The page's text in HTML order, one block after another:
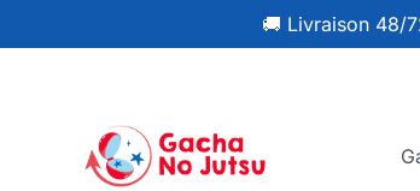
🚚 Livraison 48/